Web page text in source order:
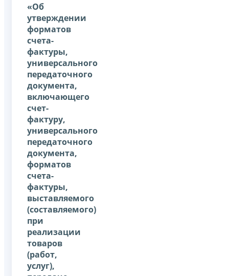
«Об
утверждении
форматов
счета-
фактуры,
универсального
передаточного
документа,
включающего
счет-
фактуру,
универсального
передаточного
документа,
форматов
счета-
фактуры,
выставляемого
(составляемого)
при
реализации
товаров
(работ,
услуг),